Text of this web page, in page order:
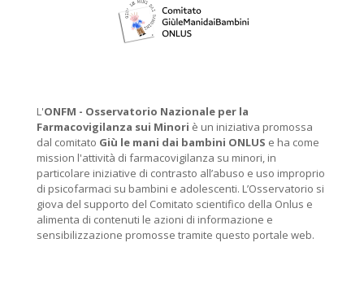
L'ONFM - Osservatorio Nazionale per la
Farmacovigilanza sui Minori è un iniziativa promossa
dal comitato Giù le mani dai bambini ONLUS e ha come
mission l'attività di farmacovigilanza su minori, in
particolare iniziative di contrasto all’abuso e uso improprio
di psicofarmaci su bambini e adolescenti. L’Osservatorio si
giova del supporto del Comitato scientifico della Onlus e
alimenta di contenuti le azioni di informazione e
sensibilizzazione promosse tramite questo portale web.